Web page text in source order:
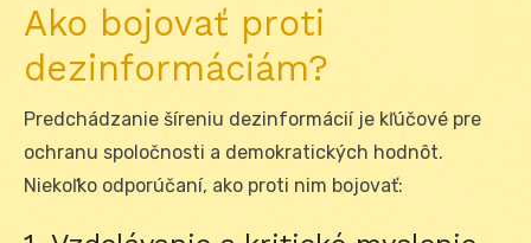
Ako bojovať proti
dezinformáciám?
Predchádzanie šíreniu dezinformácií je kľúčové pre
ochranu spoločnosti a demokratických hodnôt.
Niekoľko odporúčaní, ako proti nim bojovať: